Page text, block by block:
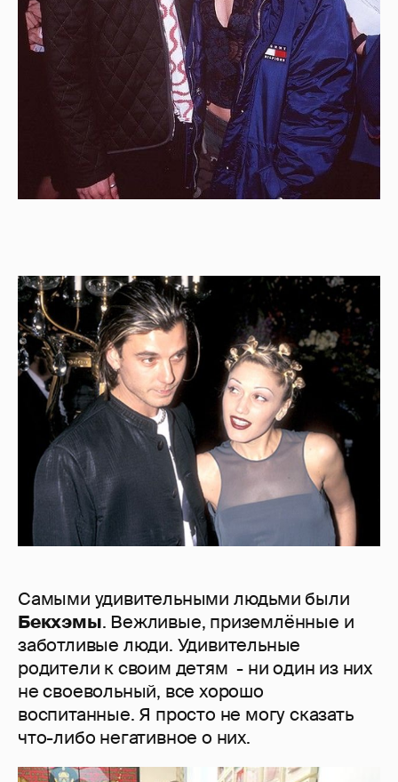
Самыми удивительными людьми были
Бекхэмы. Вежливые, приземлённые и
заботливые люди. Удивительные
родители к своим детям - ни один из них
не своевольный, все хорошо
воспитанные. Я просто не могу сказать
что-либо негативное о них.